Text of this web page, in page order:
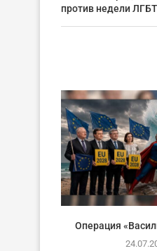
против недели ЛГБТ
Операция